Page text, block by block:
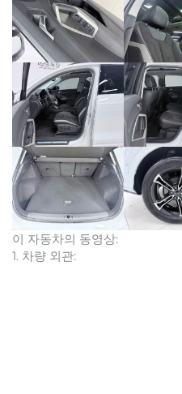
이 자동차의 동영상:
1. 차량 외관: